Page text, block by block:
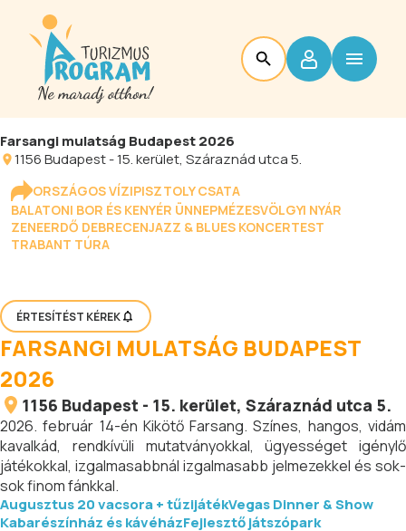
Farsangi mulatság Budapest 2026
1156Budapest-15. kerület, Száraznád utca 5.
ORSZÁGOS VÍZIPISZTOLY CSATA
BALATONI BOR ÉS KENYÉR ÜNNEPMÉZESVÖLGYI NYÁR
ZENEERDŐ DEBRECENJAZZ & BLUES KONCERTEST
TRABANT TÚRA
ÉRTESÍTÉST KÉREK
FARSANGI MULATSÁG BUDAPEST
2026
1156 Budapest - 15. kerület, Száraznád utca 5.
2026. február 14-én Kikötő Farsang. Színes, hangos, vidám
kavalkád, rendkívüli mutatványokkal, ügyességet igénylő
játékokkal, izgalmasabbnál izgalmasabb jelmezekkel és sok-
sok finom fánkkal.
Augusztus 20 vacsora + tűzijátékVegas Dinner & Show
Kabarészínház és kávéházFejlesztő játszópark